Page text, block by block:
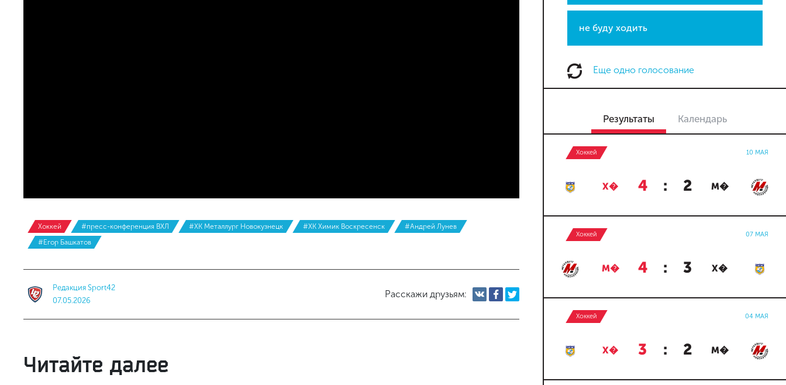
Хоккей #пресс-конференция ВХЛ #ХК Металлург Новокузнецк #ХК Химик Воскресенск
#Андрей Лунев
#Егор Башкатов
Редакция Sport42
07.05.2026
Расскажи друзьям:
Читайте далее
не буду ходить
Еще одно голосование
Результаты Календарь
Хоккей 10 МАЯ
Х� 4 : 2 М�
Хоккей 07 МАЯ
М� 4 : 3 Х�
Хоккей 04 МАЯ
Х� 3 : 2 М�